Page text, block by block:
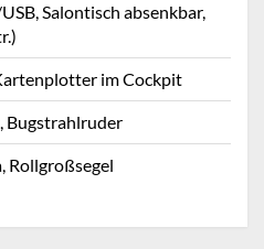
Salontisch absenkbar,
im Cockpit
Bugstrahlruder
Rollgroßsegel